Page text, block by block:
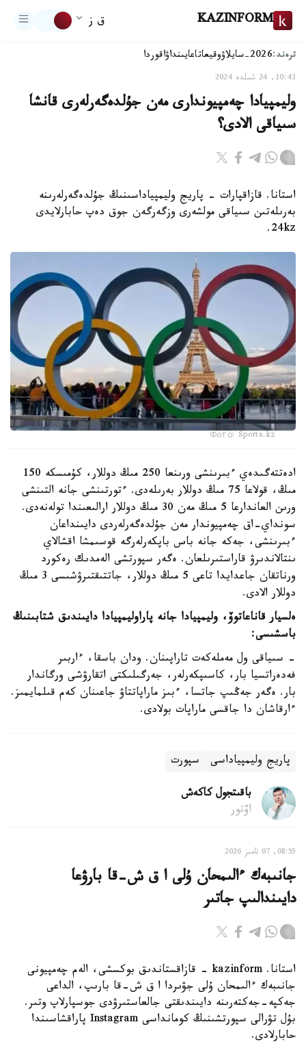
KAZINFORM ق ز
ترەند:2026-سايلاۋ وقيعاتاعايىنداۋاقوردا
10:43, 24 شىلدە 2024
وليمپيادا چەمپيوندارى مەن جۇلدەگەرلەرى قانشا
سىياقى الادى؟
استانا. قازاقپارات - پاريج وليمپياداسىنىڭ جۇلدەگەرلەرىنە
بەرىلەتىن سىياقى مولشەرى وزگەرگەن جوق دەپ حابارلايدى
24kz.
Фото: Sports.kz
ادەتتەگىدەي ءبىرىنشى ورىنعا 250 مىڭ دوللار، كۇمىسكە 150
مىڭ، قولاعا 75 مىڭ دوللار بەرىلەدى. ءتورتىنشى جانە التىنشى
ورىن العاندارعا 5 مىڭ مەن 30 مىڭ دوللار ارالىعىندا تولەنەدى.
سونداي-اق چەمپيوندار مەن جۇلدەگەرلەردى دايىنداعان
ءبىرىنشى، جەكە جانە باس باپكەرلەرگە قوسىمشا اقشالاي
ىنتالاندىرۋ قاراستىرىلعان. ەگەر سپورتشى الەمدىك رەكورد
ورناتقان جاعدايدا تاعى 5 مىڭ دوللار، جاتتىقتىرۋشىسى 3 مىڭ
دوللار الادى.
ەلسيار قاناعاتوۆ، وليمپيادا جانە پاراوليمپيادا دايىندىق شتابىنىڭ
باسشىسى:
- سىياقى ول مەملەكەت تاراپىنان. ودان باسقا، ءاربىر
فەدەراتسيا بار، كاسىپكەرلەر، جەرگىلىكتى اتقارۋشى ورگاندار
بار. ەگەر جەڭىپ جاتسا، ءبىز ماراپاتتاۋ جاعىنان كەم قىلمايمىز.
ءارقاشان دا جاقسى ماراپات بولادى.
پاريج وليمپياداسى سپورت
باقىتجول كاكەش
اۆتور
08:55, 07 تامىز 2026
جانىبەك ءالىمحان ۇلى ا ق ش-قا بارۋعا
دايىندالىپ جاتىر
استانا. kazinform - قازاقستاندىق بوكسشى، الەم چەمپيونى
جانىبەك ءالىمحان ۇلى جۋىردا ا ق ش-قا بارىپ، الداعى
جەكپە-جەكتەرىنە دايىندىقتى جالعاستىرۋدى جوسپارلاپ وتىر.
بۇل تۋرالى سپورتشىنىڭ كومانداسى Instagram پاراقشاسىندا
حابارلادى.